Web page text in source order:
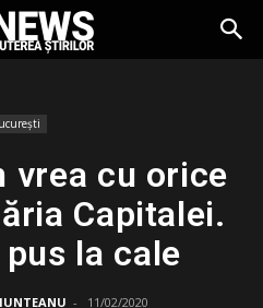
vrea cu orice
Capitalei.
la cale
- 11/02/2020